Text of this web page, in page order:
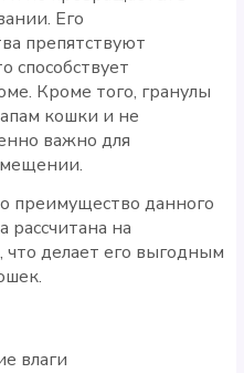
Его
препятствуют
способствует
Кроме того, гранулы
кошки и не
важно для
преимущество данного
рассчитана на
что делает его выгодным
влаги